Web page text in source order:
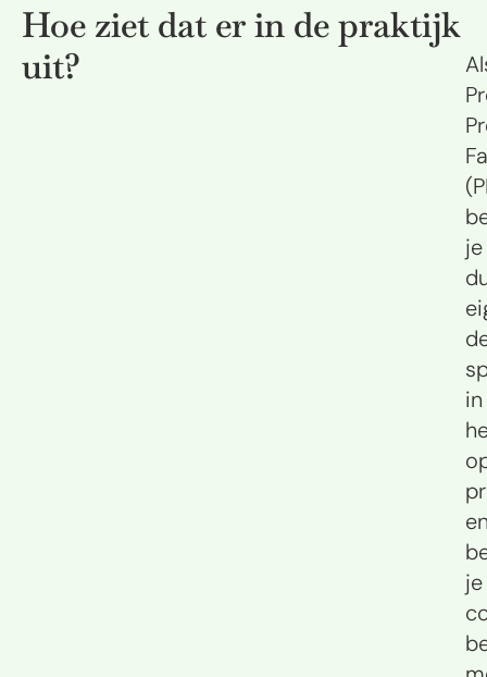
Hoe ziet dat er in de praktijk
uit?
je
in
je